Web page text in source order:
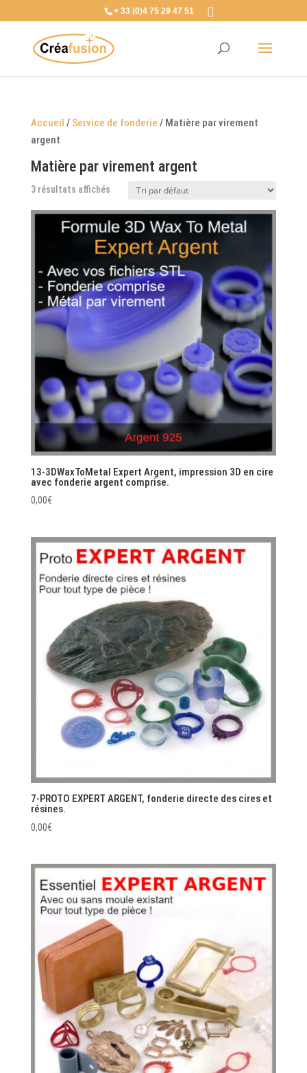
+ 33 (0)4 75 29 47 51
Accueil / Service de fonderie / Matière par virement
argent
Matière par virement argent
3 résultats affichés
13-3DWaxToMetal Expert Argent, impression 3D en cire
avec fonderie argent comprise.
0,00€
7-PROTO EXPERT ARGENT, fonderie directe des cires et
résines.
0,00€